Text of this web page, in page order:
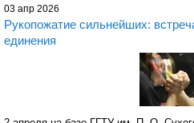
03 апр 2026
Рукопожатие сильнейших:
единения